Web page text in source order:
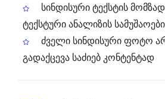
სინდისური ტექსტის
ტექსტური ანალიზის
ძველი სინდისური ფოტო
გადაქცევა საძიებ კონტენტად